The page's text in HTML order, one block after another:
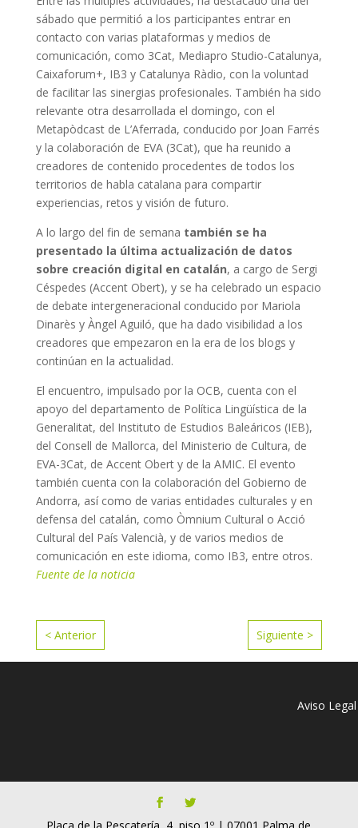
sábado que permitió a los participantes entrar en
contacto con varias plataformas y medios de
comunicación, como 3Cat, Mediapro Studio-Catalunya,
Caixaforum+, IB3 y Catalunya Ràdio, con la voluntad
de facilitar las sinergias profesionales. También ha sido
relevante otra desarrollada el domingo, con el
Metapòdcast de L’Aferrada, conducido por Joan Farrés
y la colaboración de EVA (3Cat), que ha reunido a
creadores de contenido procedentes de todos los
territorios de habla catalana para compartir
experiencias, retos y visión de futuro.
A lo largo del fin de semana también se ha
presentado la última actualización de datos
sobre creación digital en catalán, a cargo de Sergi
Céspedes (Accent Obert), y se ha celebrado un espacio
de debate intergeneracional conducido por Mariola
Dinarès y Àngel Aguiló, que ha dado visibilidad a los
creadores que empezaron en la era de los blogs y
continúan en la actualidad.
El encuentro, impulsado por la OCB, cuenta con el
apoyo del departamento de Política Lingüística de la
Generalitat, del Instituto de Estudios Baleáricos (IEB),
del Consell de Mallorca, del Ministerio de Cultura, de
EVA-3Cat, de Accent Obert y de la AMIC. El evento
también cuenta con la colaboración del Gobierno de
Andorra, así como de varias entidades culturales y en
defensa del catalán, como Òmnium Cultural o Acció
Cultural del País Valencià, y de varios medios de
comunicación en este idioma, como IB3, entre otros.
Fuente de la noticia
< Anterior Siguiente >
Aviso Legal